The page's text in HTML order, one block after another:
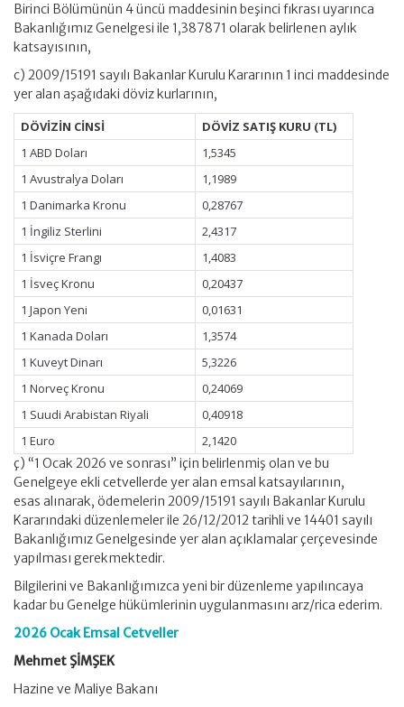
Birinci Bölümünün 4 üncü maddesinin beşinci fıkrası uyarınca
Bakanlığımız Genelgesi ile 1,387871 olarak belirlenen aylık
katsayısının,
c) 2009/15191 sayılı Bakanlar Kurulu Kararının 1 inci maddesinde
yer alan aşağıdaki döviz kurlarının,
DÖVİZİN CİNSİ
DÖVİZ SATIŞ KURU (TL)
1 ABD Doları
1,5345
1 Avustralya Doları
1,1989
1 Danimarka Kronu
0,28767
1 İngiliz Sterlini
2,4317
1 İsviçre Frangı
1,4083
1 İsveç Kronu
0,20437
1 Japon Yeni
0,01631
1 Kanada Doları
1,3574
1 Kuveyt Dinarı
5,3226
1 Norveç Kronu
0,24069
1 Suudi Arabistan Riyali
0,40918
1 Euro
2,1420
ç) “1 Ocak 2026 ve sonrası” için belirlenmiş olan ve bu
Genelgeye ekli cetvellerde yer alan emsal katsayılarının,
esas alınarak, ödemelerin 2009/15191 sayılı Bakanlar Kurulu
Kararındaki düzenlemeler ile 26/12/2012 tarihli ve 14401 sayılı
Bakanlığımız Genelgesinde yer alan açıklamalar çerçevesinde
yapılması gerekmektedir.
Bilgilerini ve Bakanlığımızca yeni bir düzenleme yapılıncaya
kadar bu Genelge hükümlerinin uygulanmasını arz/rica ederim.
2026 Ocak Emsal Cetveller
Mehmet ŞİMŞEK
Hazine ve Maliye Bakanı